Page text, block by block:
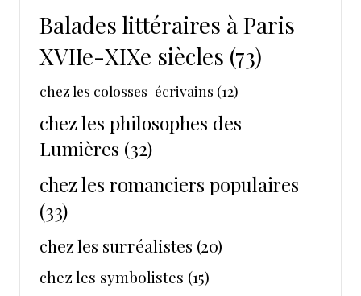
Balades littéraires à Paris
XVIIe-XIXe siècles (73)
chez les colosses-écrivains (12)
chez les philosophes des
Lumières (32)
chez les romanciers populaires
(33)
chez les surréalistes (20)
chez les symbolistes (15)